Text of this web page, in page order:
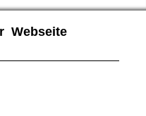
Webseite